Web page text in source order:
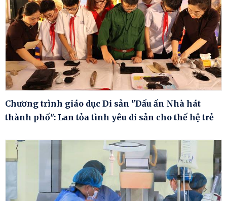
Chương trình giáo dục Di sản "Dấu ấn Nhà hát
thành phố": Lan tỏa tình yêu di sản cho thế hệ trẻ